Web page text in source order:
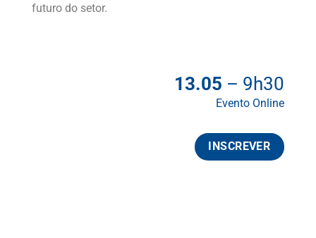
futuro do setor.
13.05 – 9h30
Evento Online
INSCREVER